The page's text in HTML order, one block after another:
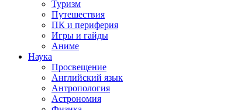
Туризм
Путешествия
ПК и периферия
Игры и гайды
Аниме
Наука
Просвещение
Английский язык
Антропология
Астрономия